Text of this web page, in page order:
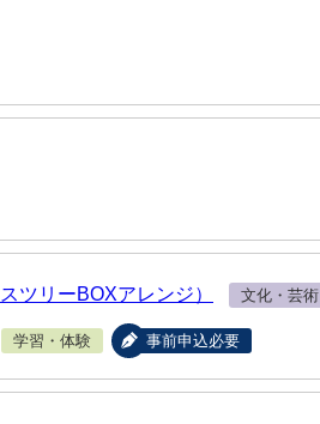
ツリーBOXアレンジ） 文化・芸術
学習・体験 事前申込必要